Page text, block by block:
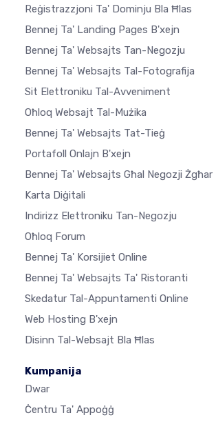
Reġistrazzjoni Ta' Dominju Bla Ħlas
Bennej Ta' Landing Pages B'xejn
Bennej Ta' Websajts Tan-Negozju
Bennej Ta' Websajts Tal-Fotografija
Sit Elettroniku Tal-Avveniment
Oħloq Websajt Tal-Mużika
Bennej Ta' Websajts Tat-Tieġ
Portafoll Onlajn B'xejn
Bennej Ta' Websajts Għal Negozji Żgħar
Karta Diġitali
Indirizz Elettroniku Tan-Negozju
Oħloq Forum
Bennej Ta' Korsijiet Online
Bennej Ta' Websajts Ta' Ristoranti
Skedatur Tal-Appuntamenti Online
Web Hosting B'xejn
Disinn Tal-Websajt Bla Ħlas
Kumpanija
Dwar
Ċentru Ta' Appoġġ